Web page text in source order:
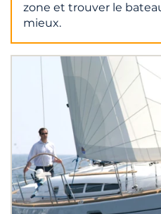
zone et trouver le
mieux.